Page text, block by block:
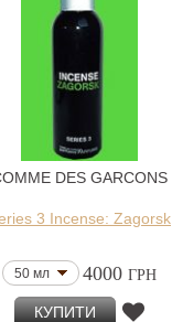
DES GARCONS
3 Incense: Zagorsk
50 мл 4000 ГРН
КУПИТИ